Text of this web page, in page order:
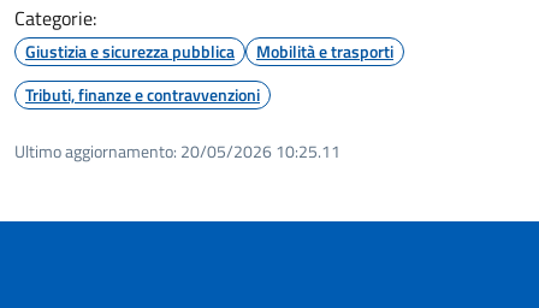
Categorie:
Giustizia e sicurezza pubblica
Mobilità e trasporti
Tributi, finanze e contravvenzioni
Ultimo aggiornamento: 20/05/2026 10:25.11